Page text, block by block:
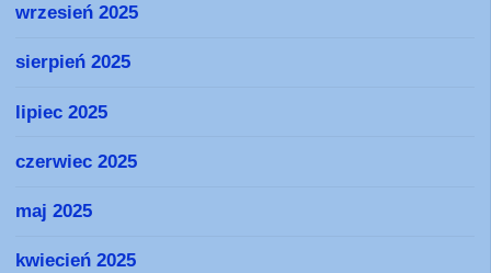
wrzesień 2025
sierpień 2025
lipiec 2025
czerwiec 2025
maj 2025
kwiecień 2025